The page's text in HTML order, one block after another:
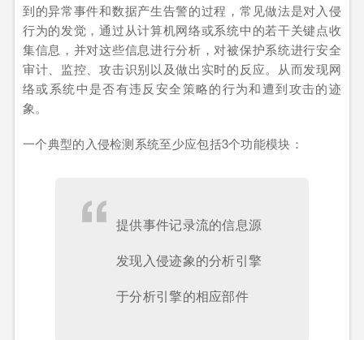
到的异常事件和数据产生告警的过程，常见做法是对入侵
行为的发觉，通过从计算机网络或系统中的若干关键点收
集信息，并对这些信息进行分析，对被保护系统进行安全
审计、监控、攻击识别以及做出实时的反应。从而发现网
络或系统中是否有违反安全策略的行为和遭到攻击的迹
象。
一个典型的入侵检测系统至少应包括3个功能模块：
提供事件记录流的信息源
发现入侵迹象的分析引擎
于分析引擎的相应部件